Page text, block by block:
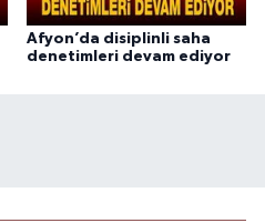
Afyon’da disiplinli saha
denetimleri devam ediyor